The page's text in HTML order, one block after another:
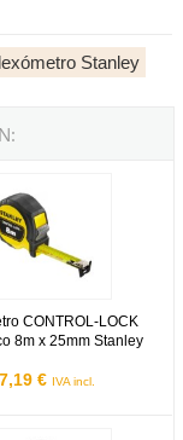
Stanley
CONTROL-LOCK
8m x 25mm Stanley
€ IVA incl.